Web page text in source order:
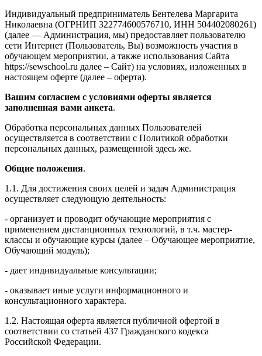
Индивидуальный предприниматель Бентелева Маргарита
Николаевна (ОГРНИП 322774600576710, ИНН 504402080261)
(далее — Администрация, мы) предоставляет пользователю
сети Интернет (Пользователь, Вы) возможность участия в
обучающем мероприятии, а также использования Сайта
https://sewschool.ru далее – Сайт) на условиях, изложенных в
настоящем оферте (далее – оферта).
Вашим согласием с условиями оферты является
заполненная вами анкета.
Обработка персональных данных Пользователей
осуществляется в соответствии с Политикой обработки
персональных данных, размещенной здесь же.
Общие положения.
1.1. Для достижения своих целей и задач Администрация
осуществляет следующую деятельность:
- организует и проводит обучающие мероприятия с
применением дистанционных технологий, в т.ч. мастер-
классы и обучающие курсы (далее – Обучающее мероприятие,
Обучающий модуль);
- дает индивидуальные консультации;
- оказывает иные услуги информационного и
консультационного характера.
1.2. Настоящая оферта является публичной офертой в
соответствии со статьей 437 Гражданского кодекса
Российской Федерации.